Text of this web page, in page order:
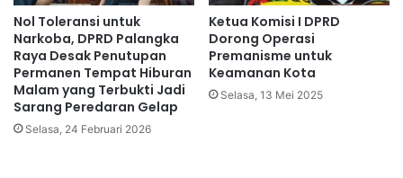
Nol Toleransi untuk
Narkoba, DPRD Palangka
Raya Desak Penutupan
Permanen Tempat Hiburan
Malam yang Terbukti Jadi
Sarang Peredaran Gelap
Selasa, 24 Februari 2026
Ketua Komisi I DPRD
Dorong Operasi
Premanisme untuk
Keamanan Kota
Selasa, 13 Mei 2025